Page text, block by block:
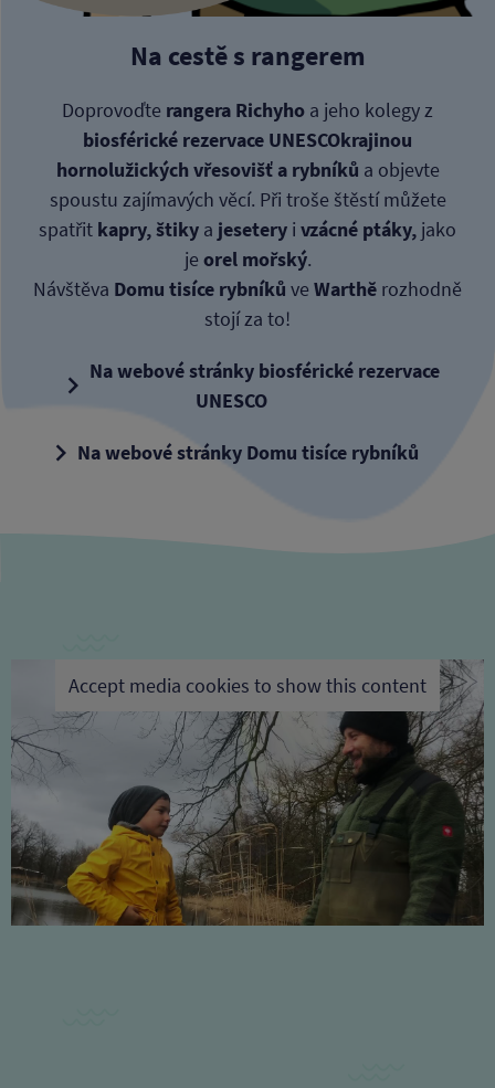
Na cestě s rangerem
Doprovoďte rangera Richyho a jeho kolegy z
biosférické rezervace UNESCOkrajinou
hornolužických vřesovišť a rybníků a objevte
spoustu zajímavých věcí. Při troše štěstí můžete
spatřit kapry, štiky a jesetery i vzácné ptáky, jako
je orel mořský.
Návštěva Domu tisíce rybníků ve Warthě rozhodně
stojí za to!
Na webové stránky biosférické rezervace
UNESCO
Na webové stránky Domu tisíce rybníků
Accept media cookies to show this content
Datenschutz | Impressum